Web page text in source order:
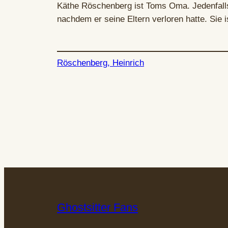
Käthe Röschenberg ist Toms Oma.
nachdem er seine Eltern verloren hatte. Sie
Röschenberg, Heinrich
Ghostsitter Fans